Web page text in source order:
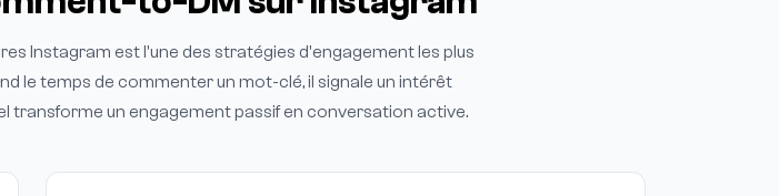
Instagram est l'une des stratégies d'engagement les plus
le temps de commenter un mot-clé, il signale un intérêt
transforme un engagement passif en conversation active.